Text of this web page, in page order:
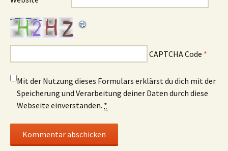
CAPTCHA Code *
Mit der Nutzung dieses Formulars erklärst du dich mit der
Speicherung und Verarbeitung deiner Daten durch diese
Webseite einverstanden. *